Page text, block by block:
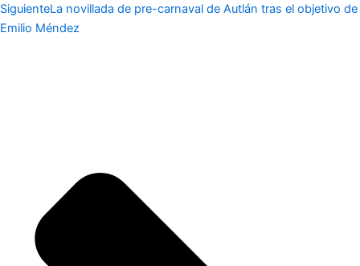
SiguienteLa novillada de pre-carnaval de Autlán tras el objetivo de
Emilio Méndez